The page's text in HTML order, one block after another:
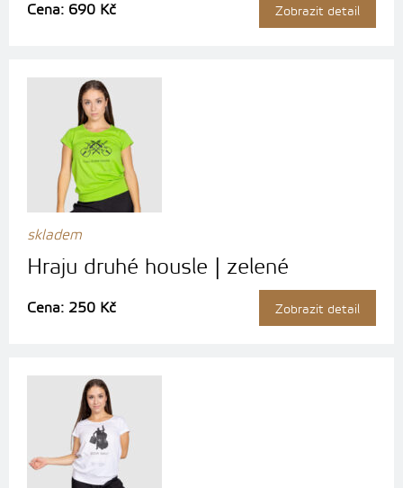
Cena: 690 Kč Zobrazit detail
skladem
Hraju druhé housle | zelené
Cena: 250 Kč Zobrazit detail